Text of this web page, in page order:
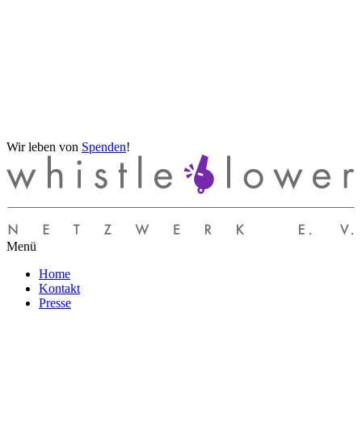
Wir leben von Spenden!
Menü
Home
Kontakt
Presse